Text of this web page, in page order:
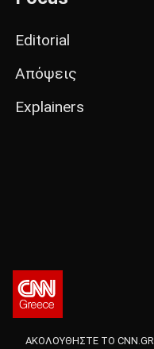
Editorial
Απόψεις
Explainers
ΑΚΟΛΟΥΘΗΣΤΕ ΤΟ CNN.GR